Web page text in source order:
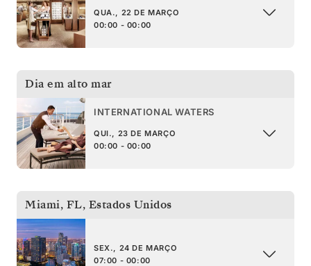
QUA., 22 DE MARÇO
00:00 - 00:00
Dia em alto mar
INTERNATIONAL WATERS
QUI., 23 DE MARÇO
00:00 - 00:00
Miami, FL, Estados Unidos
SEX., 24 DE MARÇO
07:00 - 00:00